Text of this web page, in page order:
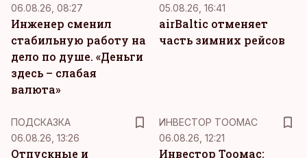
06.08.26, 08:27
Инженер сменил
стабильную работу на
дело по душе. «Деньги
здесь – слабая
валюта»
05.08.26, 16:41
airBaltic отменяет
часть зимних рейсов
ПОДСКАЗКА
06.08.26, 13:26
Отпускные и
ИНВЕСТОР ТООМАС
06.08.26, 12:21
Инвестор Тоомас: